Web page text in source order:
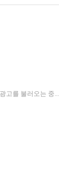
고를 불러오는 중...